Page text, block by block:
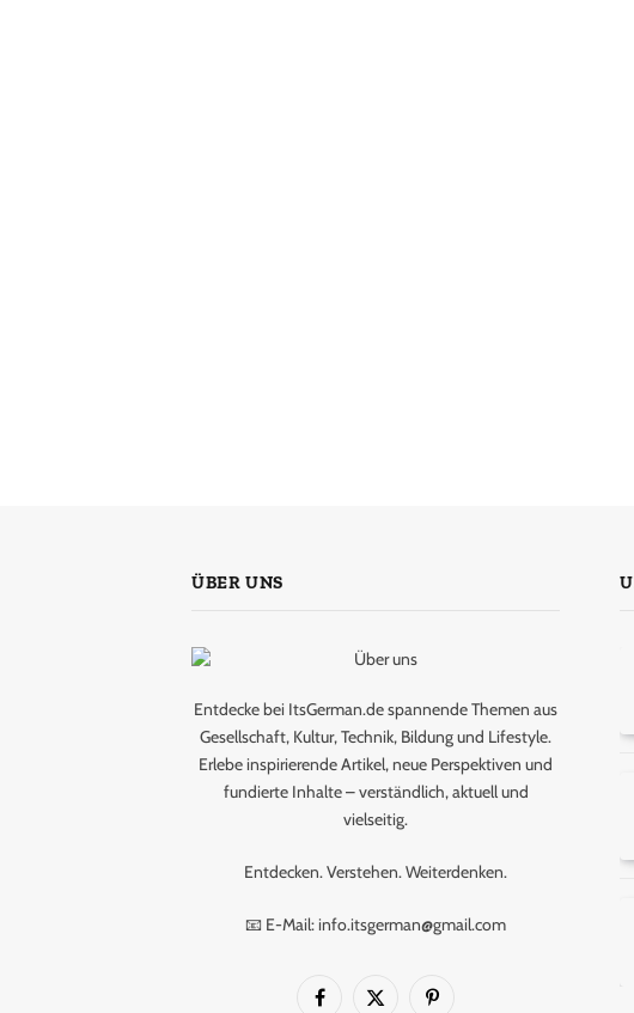
ÜBER UNS
Entdecke bei ItsGerman.de spannende Themen aus
Gesellschaft, Kultur, Technik, Bildung und Lifestyle.
Erlebe inspirierende Artikel, neue Perspektiven und
fundierte Inhalte – verständlich, aktuell und
vielseitig.
Entdecken. Verstehen. Weiterdenken.
📧 E-Mail: info.itsgerman@gmail.com
Facebook
X Pinterest